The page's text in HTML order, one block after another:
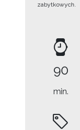
zabytkowych.
90
min.